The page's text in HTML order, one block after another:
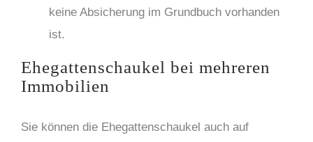
keine Absicherung im Grundbuch vorhanden
ist.
Ehegattenschaukel bei mehreren
Immobilien
Sie können die Ehegattenschaukel auch auf